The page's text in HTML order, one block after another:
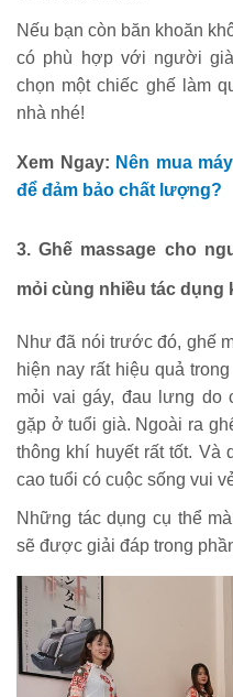
Nếu bạn còn băn khoăn
có phù hợp với người
chọn một chiếc ghế làm
nhà nhé!
Xem Ngay: Nên mua
để đảm bảo chất lượng?
3. Ghế massage cho
mỏi cùng nhiều tác dụng
Như đã nói trước đó, ghế
hiện nay rất hiệu quả
mỏi vai gáy, đau lưng do
gặp ở tuổi già. Ngoài ra
thông khí huyết rất tốt. Và
cao tuổi có cuộc sống vui
Những tác dụng cụ thể
sẽ được giải đáp trong